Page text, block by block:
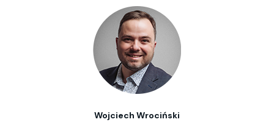
Wojciech Wrociński